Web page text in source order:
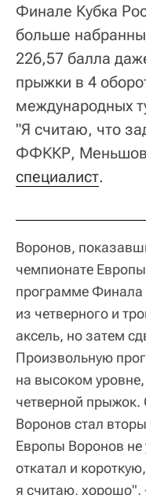
Финале Кубка
больше
226,57 балла
прыжки в 4
международных
"Я считаю, что
ФФККР, Меньшов
специалист.
Воронов,
чемпионате
программе Финала
из четверного и
аксель, но затем
Произвольную
на высоком
четверной прыжок.
Воронов стал
Европы Воронов не
откатал и
я считаю, хорошо",